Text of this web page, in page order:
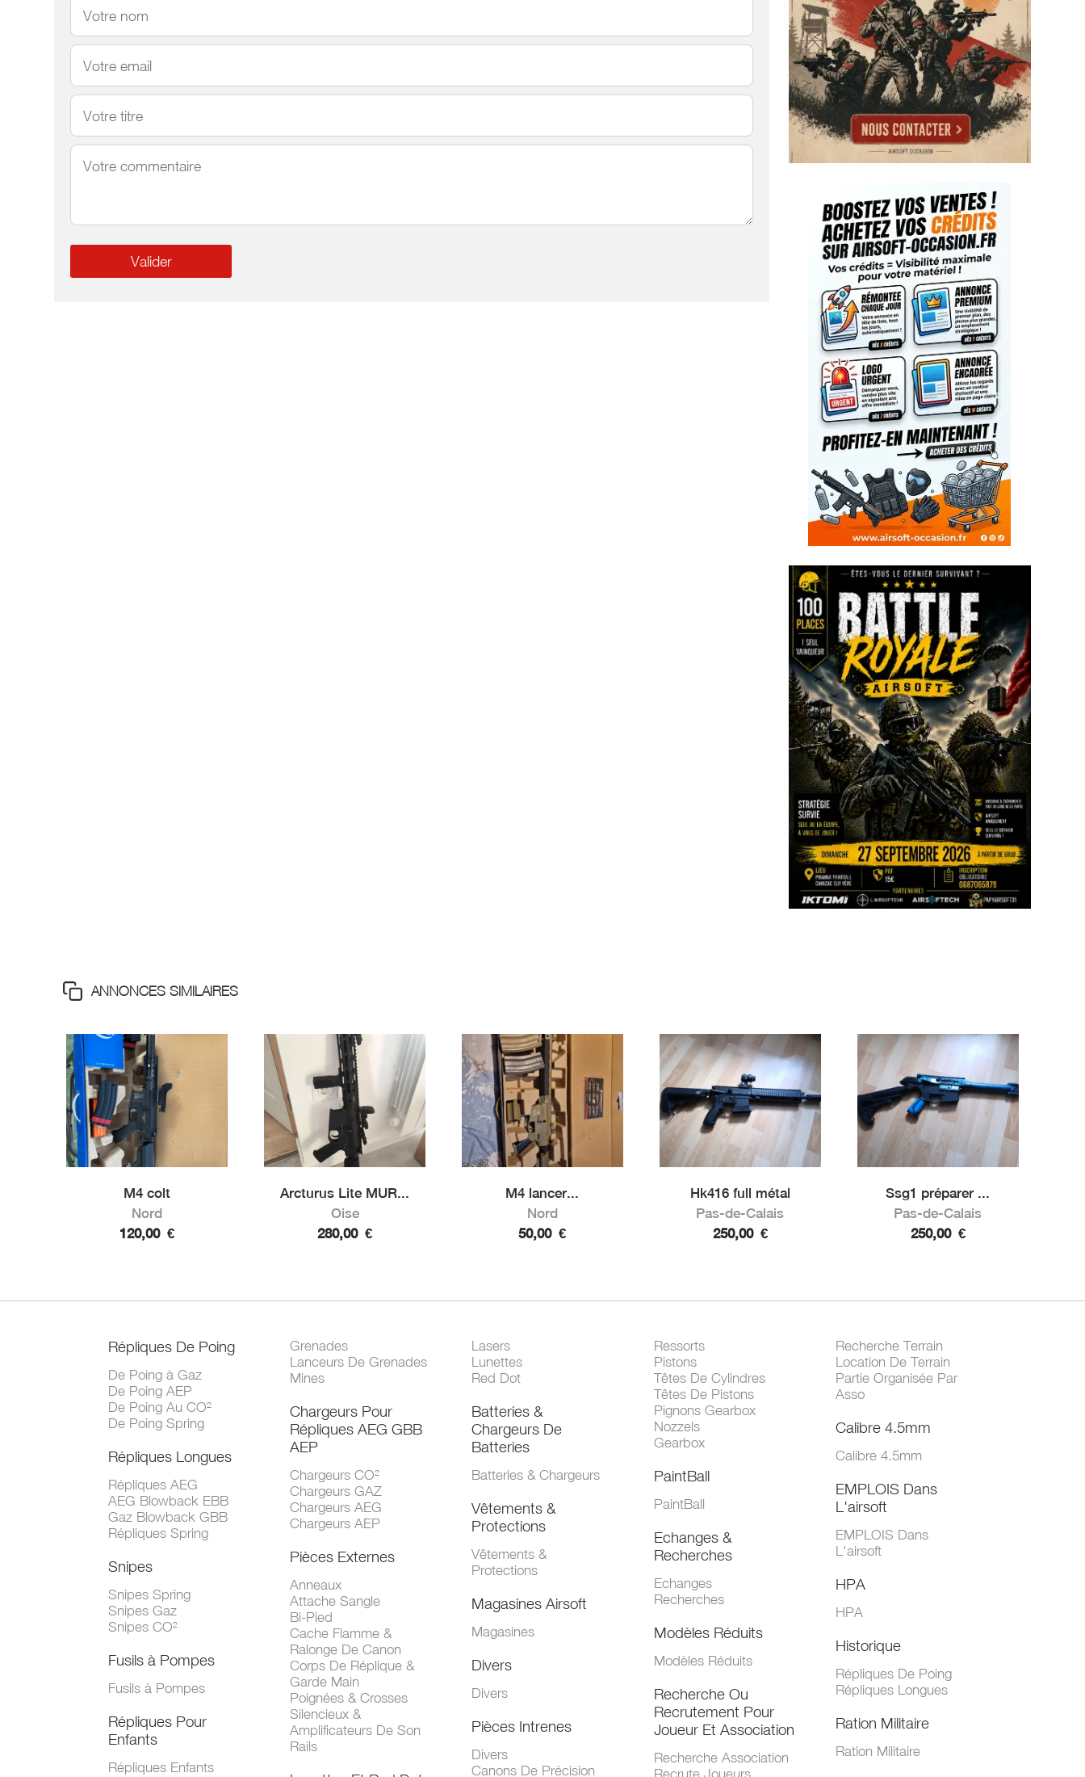
ANNONCES SIMILAIRES
M4 colt
Nord
120,00 €
Arcturus Lite MUR...
Oise
280,00 €
M4 lancer...
Nord
50,00 €
Hk416 full métal
Pas-de-Calais
250,00 €
Ssg1 préparer ...
Pas-de-Calais
250,00 €
Répliques De Poing
De Poing à Gaz
De Poing AEP
De Poing Au CO²
De Poing Spring
Répliques Longues
Répliques AEG
AEG Blowback EBB
Gaz Blowback GBB
Répliques Spring
Snipes
Snipes Spring
Snipes Gaz
Snipes CO²
Fusils à Pompes
Fusils à Pompes
Répliques Pour
Enfants
Répliques Enfants
Grenades
Lanceurs De Grenades
Mines
Chargeurs Pour
Répliques AEG GBB
AEP
Chargeurs CO²
Chargeurs GAZ
Chargeurs AEG
Chargeurs AEP
Pièces Externes
Anneaux
Attache Sangle
Bi-Pied
Cache Flamme &
Ralonge De Canon
Corps De Réplique &
Garde Main
Poignées & Crosses
Silencieux &
Amplificateurs De Son
Rails
Lasers
Lunettes
Red Dot
Batteries &
Chargeurs De
Batteries
Batteries & Chargeurs
Vêtements &
Protections
Vêtements &
Protections
Magasines Airsoft
Magasines
Divers
Divers
Pièces Intrenes
Divers
Canons De Précision
Ressorts
Pistons
Têtes De Cylindres
Têtes De Pistons
Pignons Gearbox
Nozzels
Gearbox
PaintBall
PaintBall
Echanges &
Recherches
Echanges
Recherches
Modèles Réduits
Modèles Réduits
Recherche Ou
Recrutement Pour
Joueur Et Association
Recherche Association
Recherche Terrain
Location De Terrain
Partie Organisée Par
Asso
Calibre 4.5mm
Calibre 4.5mm
EMPLOIS Dans
L'airsoft
EMPLOIS Dans
L'airsoft
HPA
HPA
Historique
Répliques De Poing
Répliques Longues
Ration Militaire
Ration Militaire